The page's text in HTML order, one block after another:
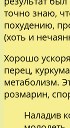
точно знаю,
похудению,
(хоть и
Хорошо
перец,
метаболизм.
розмарин,
Наладив